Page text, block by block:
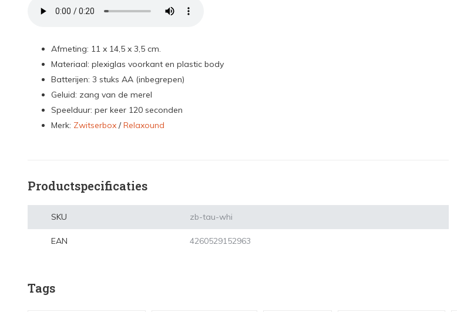
Afmeting: 11 x 14,5 x 3,5 cm.
Materiaal: plexiglas voorkant en plastic body
Batterijen: 3 stuks AA (inbegrepen)
Geluid: zang van de merel
Speelduur: per keer 120 seconden
Merk: Zwitserbox /Relaxound
Productspecificaties
SKU zb-tau-whi
EAN 4260529152963
Tags